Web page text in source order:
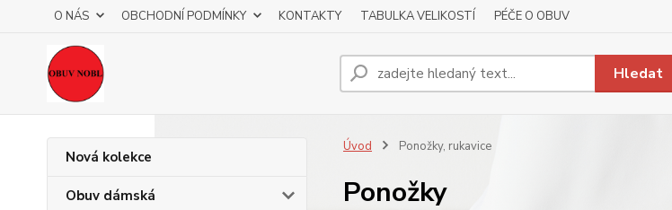
O NÁS OBCHODNÍ PODMÍNKY KONTAKTY TABULKA VELIKOSTÍ PÉČE O OBUV
Hledat
Nová kolekce
Obuv dámská
Úvod Ponožky, rukavice
Ponožky